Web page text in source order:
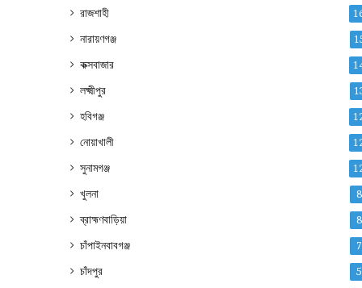
রাজশাহী
নারায়ণগঞ্জ
কক্সবাজার
লক্ষ্মীপুর
হবিগঞ্জ
নোয়াখালী
সুনামগঞ্জ
খুলনা 8
ব্রাহ্মণবাড়িয়া 8
চাঁপাইনবাবগঞ্জ 7
চাঁদপুর 5